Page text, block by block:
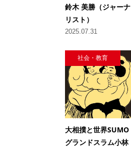
鈴木 美勝（ジャーナ
リスト）
2025.07.31
社会・教育
大相撲と世界SUMO
グランドスラム小林